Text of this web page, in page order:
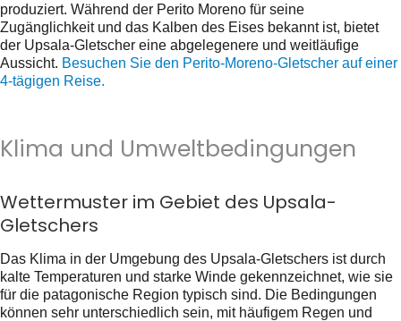
produziert. Während der Perito Moreno für seine
Zugänglichkeit und das Kalben des Eises bekannt ist, bietet
der Upsala-Gletscher eine abgelegenere und weitläufige
Aussicht. Besuchen Sie den Perito-Moreno-Gletscher auf einer
4-tägigen Reise.
Klima und Umweltbedingungen
Wettermuster im Gebiet des Upsala-
Gletschers
Das Klima in der Umgebung des Upsala-Gletschers ist durch
kalte Temperaturen und starke Winde gekennzeichnet, wie sie
für die patagonische Region typisch sind. Die Bedingungen
können sehr unterschiedlich sein, mit häufigem Regen und